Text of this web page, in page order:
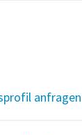
anfragen